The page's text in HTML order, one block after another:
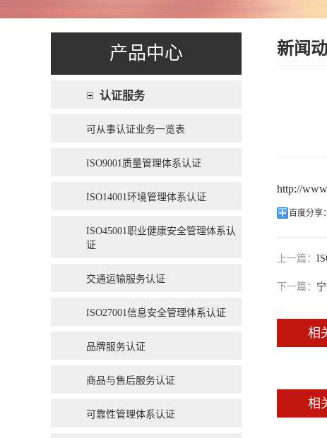
产品中心
认证服务
可从事认证业务一览表
ISO9001质量管理体系认证
ISO14001环境管理体系认证
ISO45001职业健康安全管理体系认
证
交通运输服务认证
ISO27001信息安全管理体系认证
品牌服务认证
商品与售后服务认证
可靠性管理体系认证
新闻
http://
百度分享：
上一篇：
下一篇：
相
相